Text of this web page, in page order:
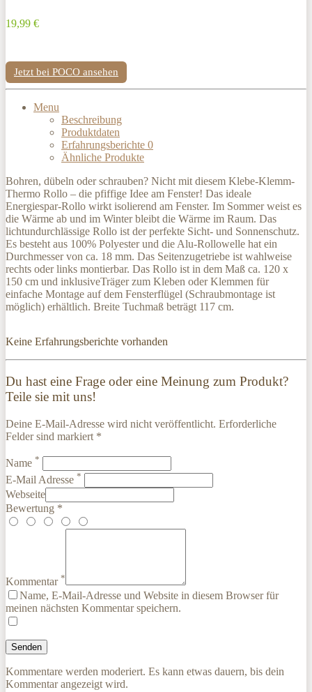
19,99 €
Jetzt bei POCO ansehen
Menu
Beschreibung
Produktdaten
Erfahrungsberichte 0
Ähnliche Produkte
Bohren, dübeln oder schrauben? Nicht mit diesem Klebe-Klemm-
Thermo Rollo – die pfiffige Idee am Fenster! Das ideale
Energiespar-Rollo wirkt isolierend am Fenster. Im Sommer weist es
die Wärme ab und im Winter bleibt die Wärme im Raum. Das
lichtundurchlässige Rollo ist der perfekte Sicht- und Sonnenschutz.
Es besteht aus 100% Polyester und die Alu-Rollowelle hat ein
Durchmesser von ca. 18 mm. Das Seitenzugetriebe ist wahlweise
rechts oder links montierbar. Das Rollo ist in dem Maß ca. 120 x
150 cm und inklusiveTräger zum Kleben oder Klemmen für
einfache Montage auf dem Fensterflügel (Schraubmontage ist
möglich) erhältlich. Breite Tuchmaß beträgt 117 cm.
Keine Erfahrungsberichte vorhanden
Du hast eine Frage oder eine Meinung zum Produkt?
Teile sie mit uns!
Deine E-Mail-Adresse wird nicht veröffentlicht. Erforderliche
Felder sind markiert *
Name *
E-Mail Adresse *
Webseite
Bewertung *
Kommentar *
Name, E-Mail-Adresse und Website in diesem Browser für
meinen nächsten Kommentar speichern.
Kommentare werden moderiert. Es kann etwas dauern, bis dein
Kommentar angezeigt wird.